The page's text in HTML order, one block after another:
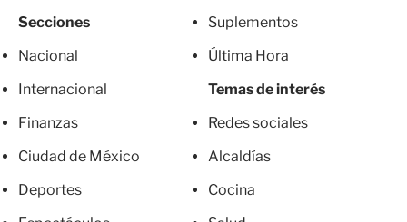
Secciones
Nacional
Internacional
Finanzas
Ciudad de México
Deportes
Suplementos
Última Hora
Temas de interés
Redes sociales
Alcaldías
Cocina